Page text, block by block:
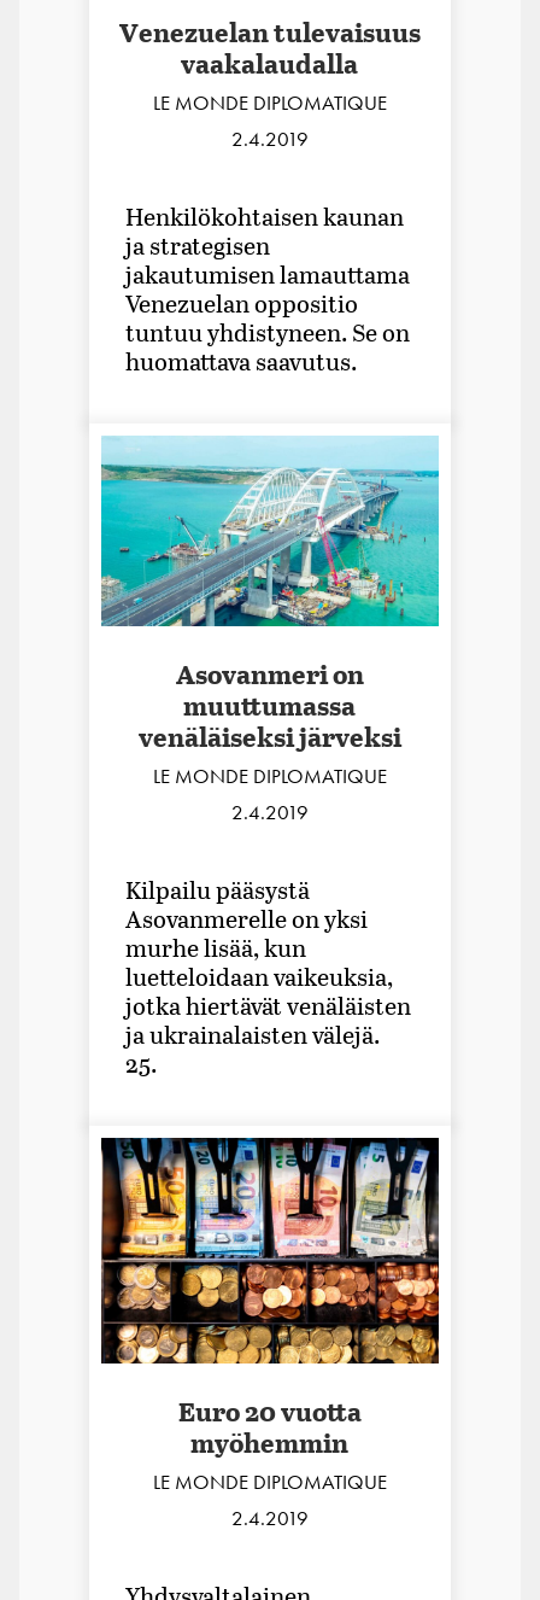
Venezuelan tulevaisuus
vaakalaudalla
LE MONDE DIPLOMATIQUE
2.4.2019
Henkilökohtaisen kaunan
ja strategisen
jakautumisen lamauttama
Venezuelan oppositio
tuntuu yhdistyneen. Se on
huomattava saavutus.
Asovanmeri on
muuttumassa
venäläiseksi järveksi
LE MONDE DIPLOMATIQUE
2.4.2019
Kilpailu pääsystä
Asovanmerelle on yksi
murhe lisää, kun
luetteloidaan vaikeuksia,
jotka hiertävät venäläisten
ja ukrainalaisten välejä.
25.
Euro 20 vuotta
myöhemmin
LE MONDE DIPLOMATIQUE
2.4.2019